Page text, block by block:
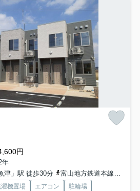
円
年
津」駅 徒歩30分
富山地方鉄道本線「新魚津」駅 徒歩33分
機置場 エアコン
駐輪場